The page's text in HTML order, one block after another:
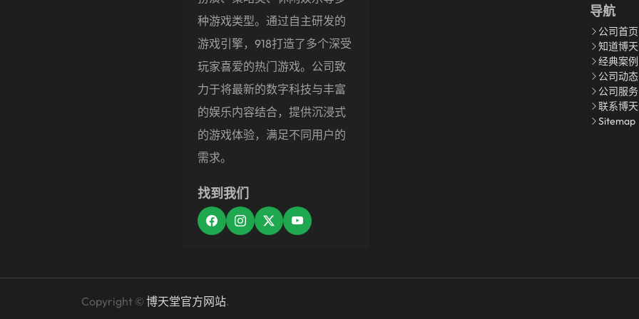
种游戏类型。通过自主研发的
游戏引擎，918打造了多个深受
玩家喜爱的热门游戏。公司致
力于将最新的数字科技与丰富
的娱乐内容结合，提供沉浸式
的游戏体验，满足不同用户的
需求。
找到我们
导航
公司首页
知道博
经典案例
公司动态
公司服务
联系博
Sitemap
Copyright © 博天堂官方网站.